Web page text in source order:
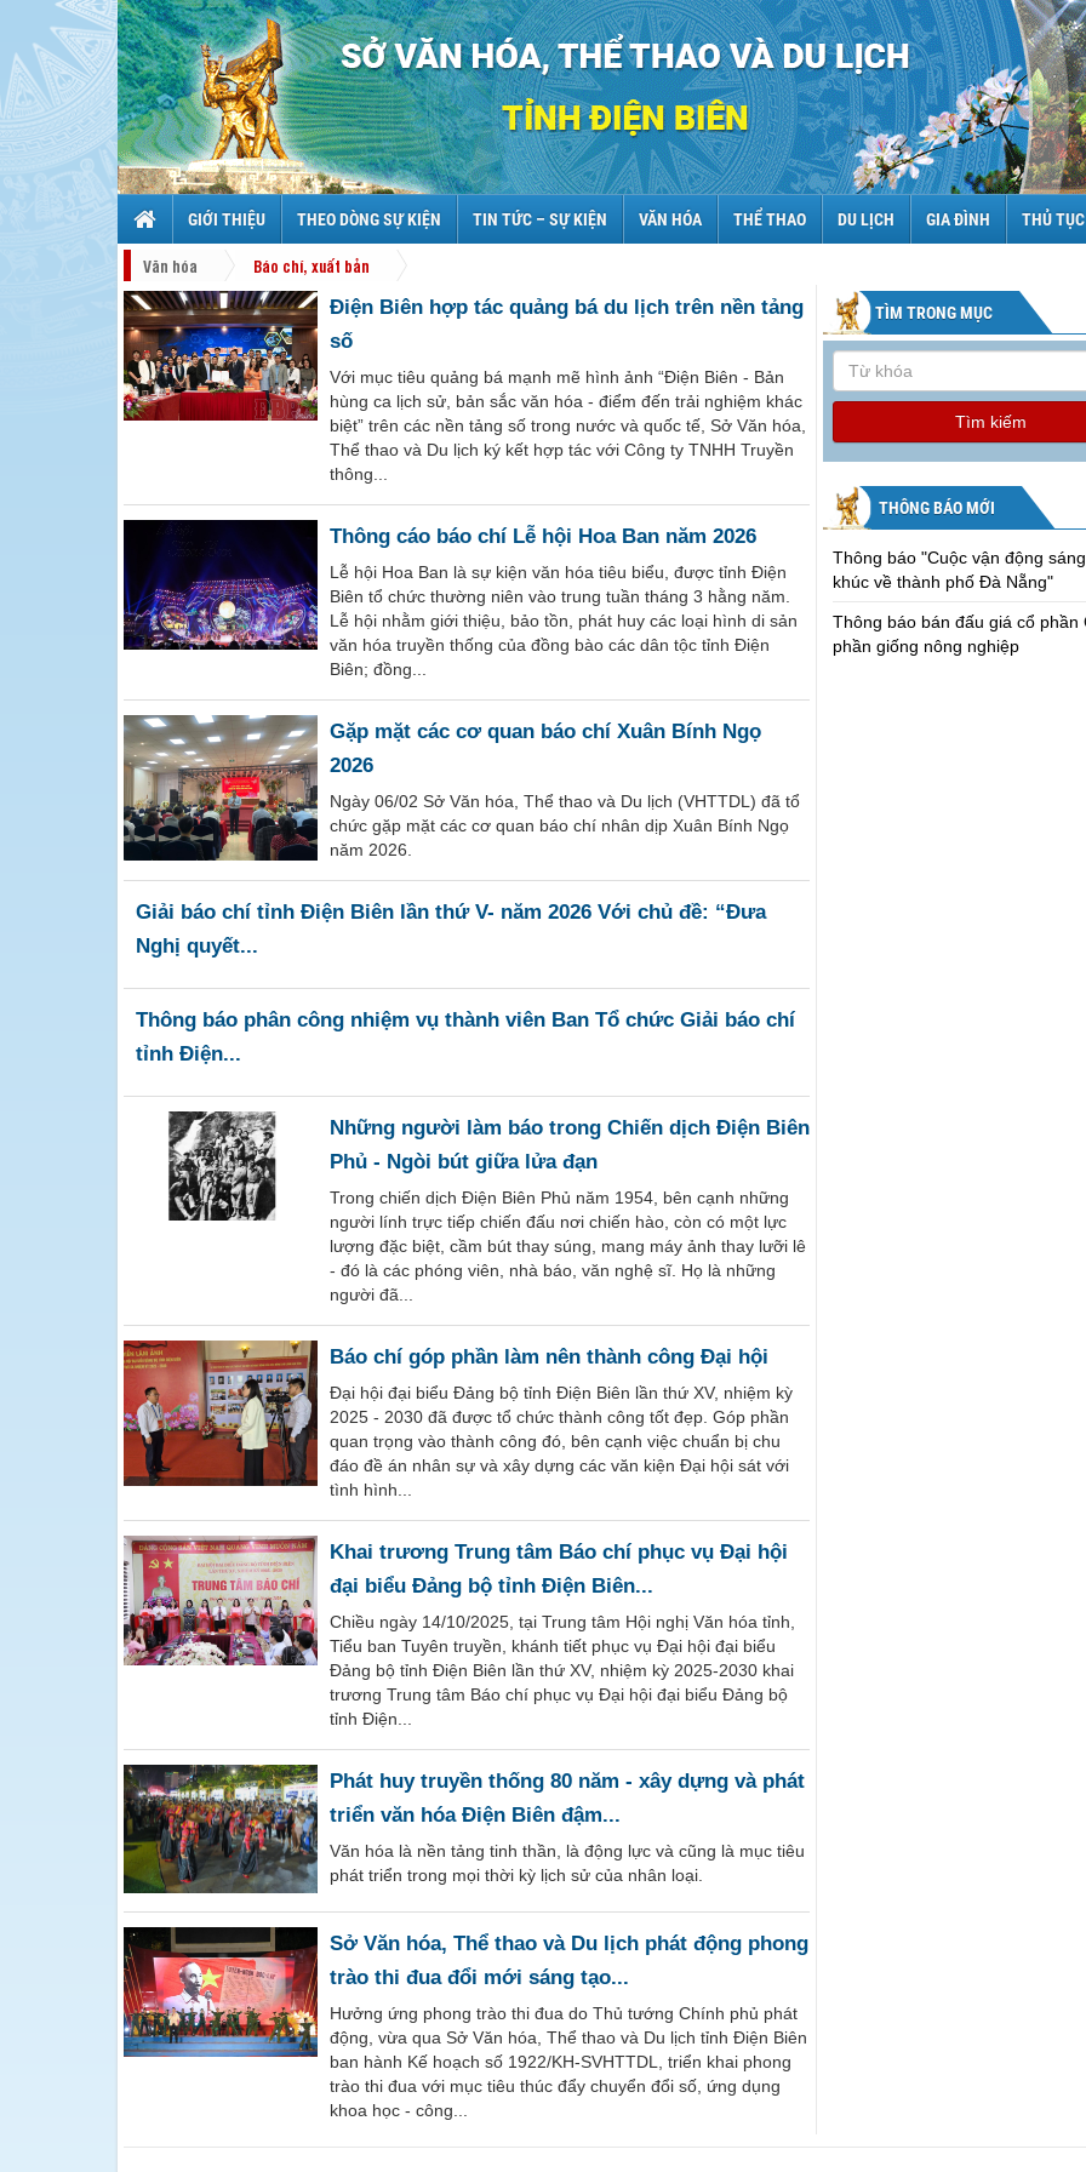
GIỚI THIỆU THEO DÒNG SỰ KIỆN TIN TỨC – SỰ KIỆN VĂN HÓA THỂ THAO DU LỊCH GIA ĐÌNH THỦ
Văn hóa Báo chí, xuất bản
Điện Biên hợp tác quảng bá du lịch trên nền tảng
số
Với mục tiêu quảng bá mạnh mẽ hình ảnh “Điện Biên - Bản
hùng ca lịch sử, bản sắc văn hóa - điểm đến trải nghiệm khác
biệt” trên các nền tảng số trong nước và quốc tế, Sở Văn hóa,
Thể thao và Du lịch ký kết hợp tác với Công ty TNHH Truyền
thông...
Thông cáo báo chí Lễ hội Hoa Ban năm 2026
Lễ hội Hoa Ban là sự kiện văn hóa tiêu biểu, được tỉnh Điện
Biên tổ chức thường niên vào trung tuần tháng 3 hằng năm.
Lễ hội nhằm giới thiệu, bảo tồn, phát huy các loại hình di sản
văn hóa truyền thống của đồng bào các dân tộc tỉnh Điện
Biên; đồng...
Gặp mặt các cơ quan báo chí Xuân Bính Ngọ
2026
Ngày 06/02 Sở Văn hóa, Thể thao và Du lịch (VHTTDL) đã tổ
chức gặp mặt các cơ quan báo chí nhân dịp Xuân Bính Ngọ
năm 2026.
Giải báo chí tỉnh Điện Biên lần thứ V- năm 2026 Với chủ đề: “Đưa
Nghị quyết...
Thông báo phân công nhiệm vụ thành viên Ban Tổ chức Giải báo chí
tỉnh Điện...
Những người làm báo trong Chiến dịch Điện Biên
Phủ - Ngòi bút giữa lửa đạn
Trong chiến dịch Điện Biên Phủ năm 1954, bên cạnh những
người lính trực tiếp chiến đấu nơi chiến hào, còn có một lực
lượng đặc biệt, cầm bút thay súng, mang máy ảnh thay lưỡi lê
- đó là các phóng viên, nhà báo, văn nghệ sĩ. Họ là những
người đã...
Báo chí góp phần làm nên thành công Đại hội
Đại hội đại biểu Đảng bộ tỉnh Điện Biên lần thứ XV, nhiệm kỳ
2025 - 2030 đã được tổ chức thành công tốt đẹp. Góp phần
quan trọng vào thành công đó, bên cạnh việc chuẩn bị chu
đáo đề án nhân sự và xây dựng các văn kiện Đại hội sát với
tình hình...
Khai trương Trung tâm Báo chí phục vụ Đại hội
đại biểu Đảng bộ tỉnh Điện Biên...
Chiều ngày 14/10/2025, tại Trung tâm Hội nghị Văn hóa tỉnh,
Tiểu ban Tuyên truyền, khánh tiết phục vụ Đại hội đại biểu
Đảng bộ tỉnh Điện Biên lần thứ XV, nhiệm kỳ 2025-2030 khai
trương Trung tâm Báo chí phục vụ Đại hội đại biểu Đảng bộ
tỉnh Điện...
Phát huy truyền thống 80 năm - xây dựng và phát
triển văn hóa Điện Biên đậm...
Văn hóa là nền tảng tinh thần, là động lực và cũng là mục tiêu
phát triển trong mọi thời kỳ lịch sử của nhân loại.
Sở Văn hóa, Thể thao và Du lịch phát động phong
trào thi đua đổi mới sáng tạo...
Hưởng ứng phong trào thi đua do Thủ tướng Chính phủ phát
động, vừa qua Sở Văn hóa, Thể thao và Du lịch tỉnh Điện Biên
ban hành Kế hoạch số 1922/KH-SVHTTDL, triển khai phong
trào thi đua với mục tiêu thúc đẩy chuyển đổi số, ứng dụng
khoa học - công...
TÌM TRONG MỤC
Tìm kiếm
THÔNG BÁO MỚI
Thông báo "Cuộc vận động
khúc về thành phố Đà Nẵng"
Thông báo bán đấu giá cổ phần
phần giống nông nghiệp